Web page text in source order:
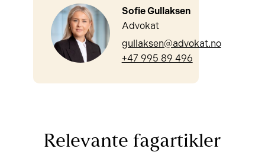
Sofie Gullaksen
Advokat
gullaksen@advokat.no
+47 995 89 496
Relevante fagartikler